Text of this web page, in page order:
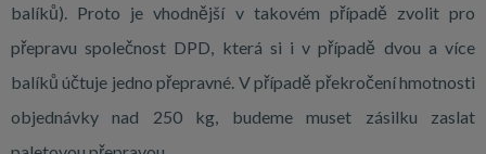
balíků). Proto je vhodnější v takovém případě zvolit pro
přepravu společnost DPD, která si i v případě dvou a více
balíků účtuje jedno přepravné. V případě překročení hmotnosti
objednávky nad 250 kg, budeme muset zásilku zaslat